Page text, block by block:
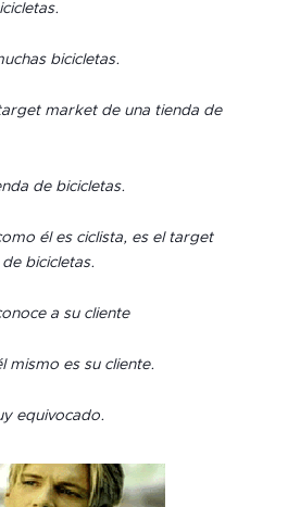
bicicletas.
market de una tienda de
de bicicletas.
él es ciclista, es el target
bicicletas.
a su cliente
mismo es su cliente.
equivocado.